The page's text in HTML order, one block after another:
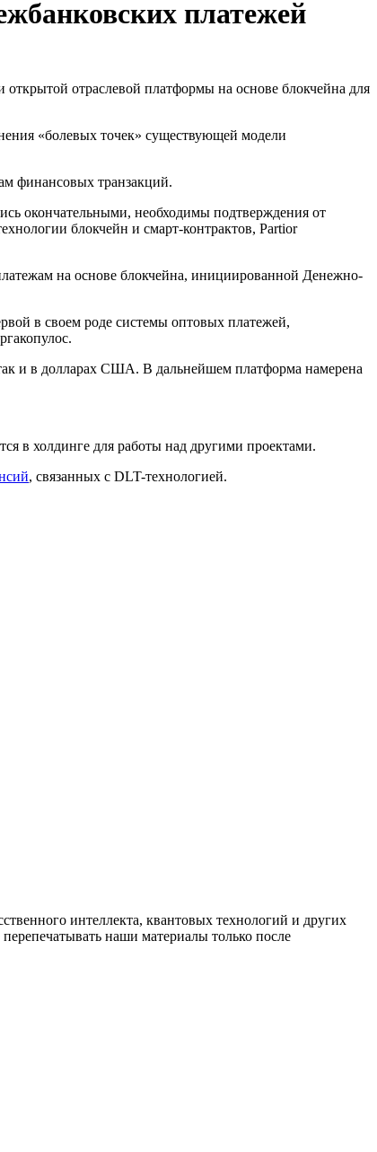
платежей
открытой отраслевой платформы на основе блокчейна для
«болевых точек» существующей модели
финансовых транзакций.
окончательными, необходимы подтверждения от
блокчейн и смарт-контрактов, Partior
на основе блокчейна, инициированной Денежно-
в своем роде системы оптовых платежей,
и в долларах США. В дальнейшем платформа намерена
в холдинге для работы над другими проектами.
, связанных с DLT-технологией.
интеллекта, квантовых технологий и других
наши материалы только после